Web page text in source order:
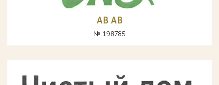
АВ AB
№ 198785